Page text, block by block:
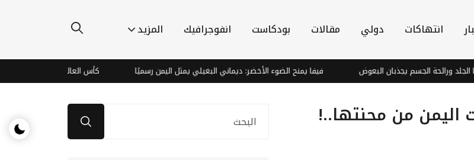
انتهاكات دولي مقالات بودكاست انفوجرافيك المزيد
ورائحة الجسم يجذبان البعوض فيفا يمنح الضوء الأخضر: ديماني البغيلي يمثل اليمن رسميًا كأس العالم للسيدات يدفع الدوري
اليمن من محنتها..!